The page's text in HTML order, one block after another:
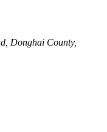
Donghai County,